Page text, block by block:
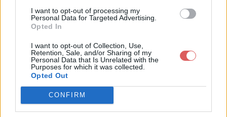
I want to opt-out of processing my
Personal Data for Targeted Advertising.
Opted In
I want to opt-out of Collection, Use,
Retention, Sale, and/or Sharing of my
Personal Data that Is Unrelated with the
Purposes for which it was collected.
Opted Out
CONFIRM
Télécharger Programme d'animati
ons avril 2017_EV26.pdf
Télécharger le fichier (2.1 Mo)